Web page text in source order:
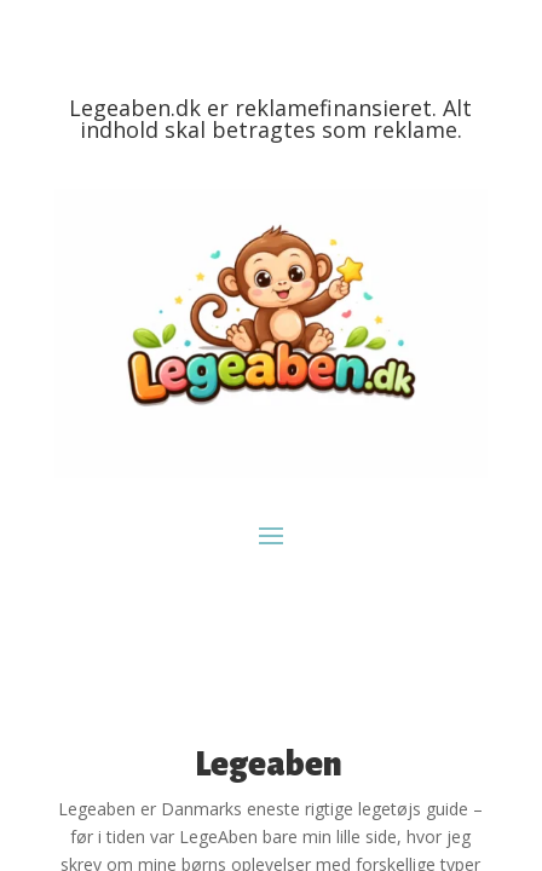
Legeaben.dk er reklamefinansieret. Alt
indhold skal betragtes som reklame.
Legeaben
Legeaben er Danmarks eneste rigtige legetøjs guide –
før i tiden var LegeAben bare min lille side, hvor jeg
skrev om mine børns oplevelser med forskellige typer